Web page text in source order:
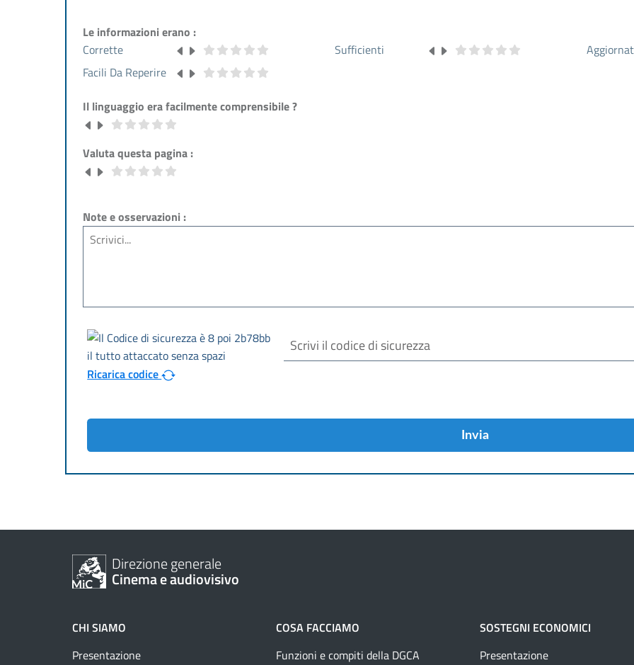
Le informazioni erano :
Corrette
Sufficienti
Facili Da Reperire
Il linguaggio era facilmente comprensibile ?
Valuta questa pagina :
Note e osservazioni :
Ricarica codice
Invia
Direzione generale
Cinema e audiovisivo
CHI SIAMO
Presentazione
COSA FACCIAMO
Funzioni e compiti della DGCA
SOSTEGNI ECONOMICI
Presentazione